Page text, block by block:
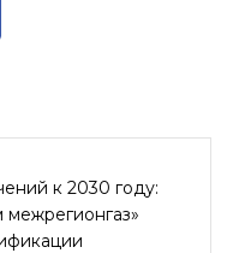
к 2030 году:
межрегионгаз»